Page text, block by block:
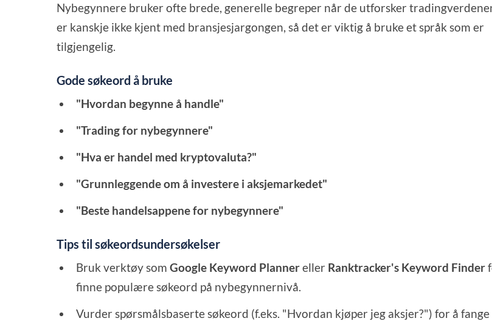
Nybegynnere bruker ofte brede, generelle begreper når de utforsker
er kanskje ikke kjent med bransjesjargongen, så det er viktig å bruke et språk som er
tilgjengelig.
Gode søkeord å bruke
"Hvordan begynne å handle"
"Trading for nybegynnere"
"Hva er handel med kryptovaluta?"
"Grunnleggende om å investere i aksjemarkedet"
"Beste handelsappene for nybegynnere"
Tips til søkeordsundersøkelser
Bruk verktøy somGoogle Keyword Plannereller Ranktracker's Keyword Finder
finne populære søkeord på nybegynnernivå.
Vurder spørsmålsbaserte søkeord (f.eks. "Hvordan kjøper jeg aksjer?") for å fange